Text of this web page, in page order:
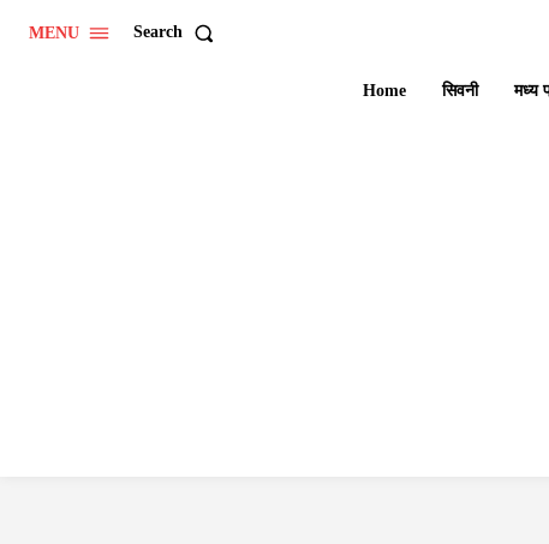
MENU Search
Home सिवनी मध्य